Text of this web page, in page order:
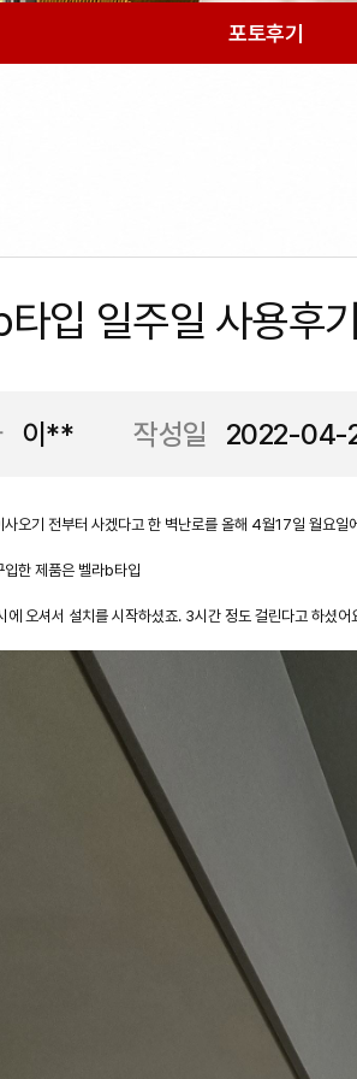
포토후기
타입 일주일 사용후
이** 작성일 2022-04-
사오기 전부터 사겠다고 한 벽난로를 올해 4월17일 월요
입한 제품은 벨라b타입
에 오셔서 설치를 시작하셨죠. 3시간 정도 걸린다고 하셨어